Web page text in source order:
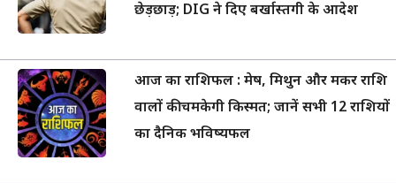
छेड़छाड़; DIG ने दिए बर्खास्तगी के आदेश
आज का राशिफल : मेष, मिथुन और मकर राशि
वालों की चमकेगी किस्मत; जानें सभी 12 राशियों
का दैनिक भविष्यफल